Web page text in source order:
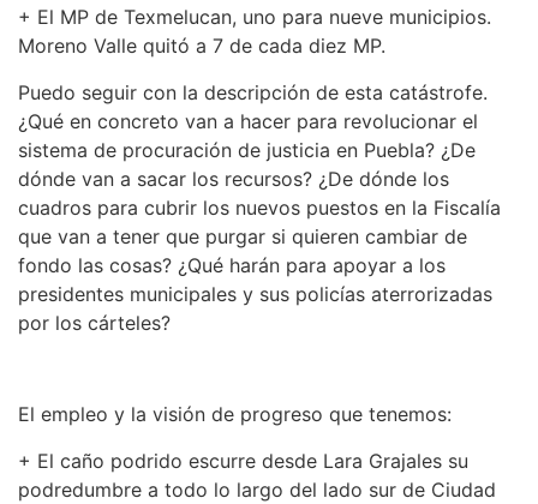
+ El MP de Texmelucan, uno para nueve municipios.
Moreno Valle quitó a 7 de cada diez MP.
Puedo seguir con la descripción de esta catástrofe.
¿Qué en concreto van a hacer para revolucionar el
sistema de procuración de justicia en Puebla? ¿De
dónde van a sacar los recursos? ¿De dónde los
cuadros para cubrir los nuevos puestos en la Fiscalía
que van a tener que purgar si quieren cambiar de
fondo las cosas? ¿Qué harán para apoyar a los
presidentes municipales y sus policías aterrorizadas
por los cárteles?
El empleo y la visión de progreso que tenemos:
+ El caño podrido escurre desde Lara Grajales su
podredumbre a todo lo largo del lado sur de Ciudad